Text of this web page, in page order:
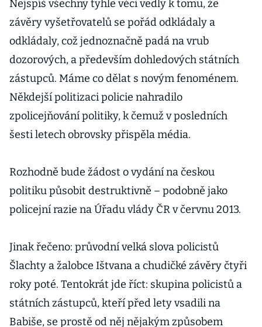
Nejspíš všechny tyhle věci vedly k tomu, že
závěry vyšetřovatelů se pořád odkládaly a
odkládaly, což jednoznačně padá na vrub
dozorových, a především dohledových státních
zástupců. Máme co dělat s novým fenoménem.
Někdejší politizaci policie nahradilo
zpolicejňování politiky, k čemuž v posledních
šesti letech obrovsky přispěla média.
Rozhodně bude žádost o vydání na českou
politiku působit destruktivně – podobně jako
policejní razie na Úřadu vlády ČR v červnu 2013.
Jinak řečeno: průvodní velká slova policistů
Šlachty a žalobce Ištvana a chudičké závěry čtyři
roky poté. Tentokrát jde říct: skupina policistů a
státních zástupců, kteří před lety vsadili na
Babiše, se prostě od něj nějakým způsobem